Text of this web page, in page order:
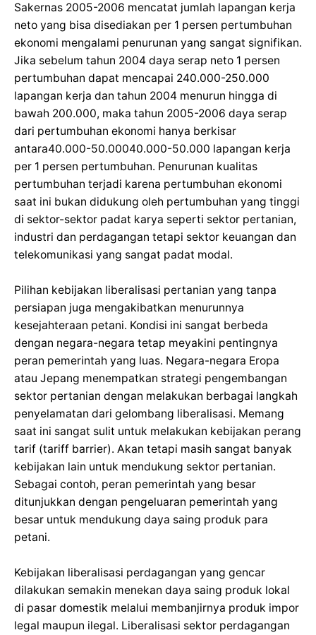
Sakernas 2005-2006 mencatat jumlah lapangan kerja
neto yang bisa disediakan per 1 persen pertumbuhan
ekonomi mengalami penurunan yang sangat signifikan.
Jika sebelum tahun 2004 daya serap neto 1 persen
pertumbuhan dapat mencapai 240.000-250.000
lapangan kerja dan tahun 2004 menurun hingga di
bawah 200.000, maka tahun 2005-2006 daya serap
dari pertumbuhan ekonomi hanya berkisar
antara40.000-50.00040.000-50.000 lapangan kerja
per 1 persen pertumbuhan. Penurunan kualitas
pertumbuhan terjadi karena pertumbuhan ekonomi
saat ini bukan didukung oleh pertumbuhan yang tinggi
di sektor-sektor padat karya seperti sektor pertanian,
industri dan perdagangan tetapi sektor keuangan dan
telekomunikasi yang sangat padat modal.
Pilihan kebijakan liberalisasi pertanian yang tanpa
persiapan juga mengakibatkan menurunnya
kesejahteraan petani. Kondisi ini sangat berbeda
dengan negara-negara tetap meyakini pentingnya
peran pemerintah yang luas. Negara-negara Eropa
atau Jepang menempatkan strategi pengembangan
sektor pertanian dengan melakukan berbagai langkah
penyelamatan dari gelombang liberalisasi. Memang
saat ini sangat sulit untuk melakukan kebijakan perang
tarif (tariff barrier). Akan tetapi masih sangat banyak
kebijakan lain untuk mendukung sektor pertanian.
Sebagai contoh, peran pemerintah yang besar
ditunjukkan dengan pengeluaran pemerintah yang
besar untuk mendukung daya saing produk para
petani.
Kebijakan liberalisasi perdagangan yang gencar
dilakukan semakin menekan daya saing produk lokal
di pasar domestik melalui membanjirnya produk impor
legal maupun ilegal. Liberalisasi sektor perdagangan